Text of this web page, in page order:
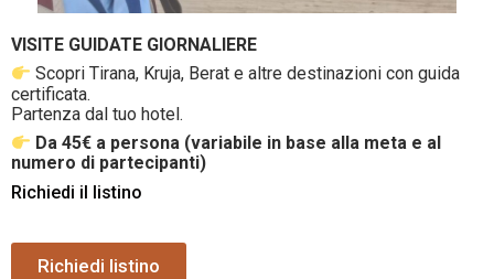
VISITE GUIDATE GIORNALIERE
Scopri Tirana, Kruja, Berat e altre destinazioni con guida
certificata.
Partenza dal tuo hotel.
Da 45€ a persona (variabile in base alla meta e al
numero di partecipanti)
Richiedi il listino
Richiedi listino